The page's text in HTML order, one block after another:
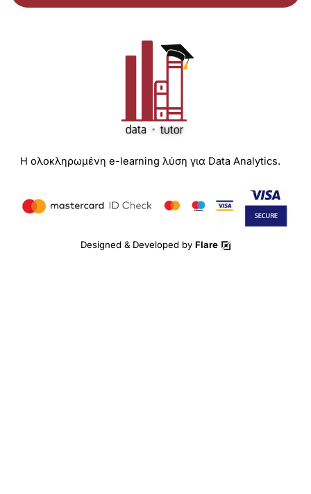
Η ολοκληρωμένη e-learning λύση για Data Analytics.
Designed & Developed by Flare